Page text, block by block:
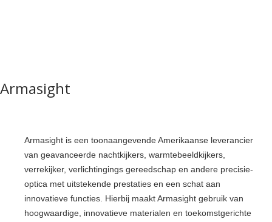
Armasight
Armasight is een toonaangevende Amerikaanse leverancier
van geavanceerde nachtkijkers, warmtebeeldkijkers,
verrekijker, verlichtingings gereedschap en andere precisie-
optica met uitstekende prestaties en een schat aan
innovatieve functies. Hierbij maakt Armasight gebruik van
hoogwaardige, innovatieve materialen en toekomstgerichte